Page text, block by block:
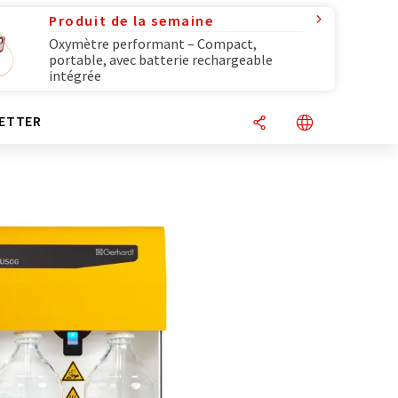
Produit de la semaine
Oxymètre performant – Compact,
portable, avec batterie rechargeable
intégrée